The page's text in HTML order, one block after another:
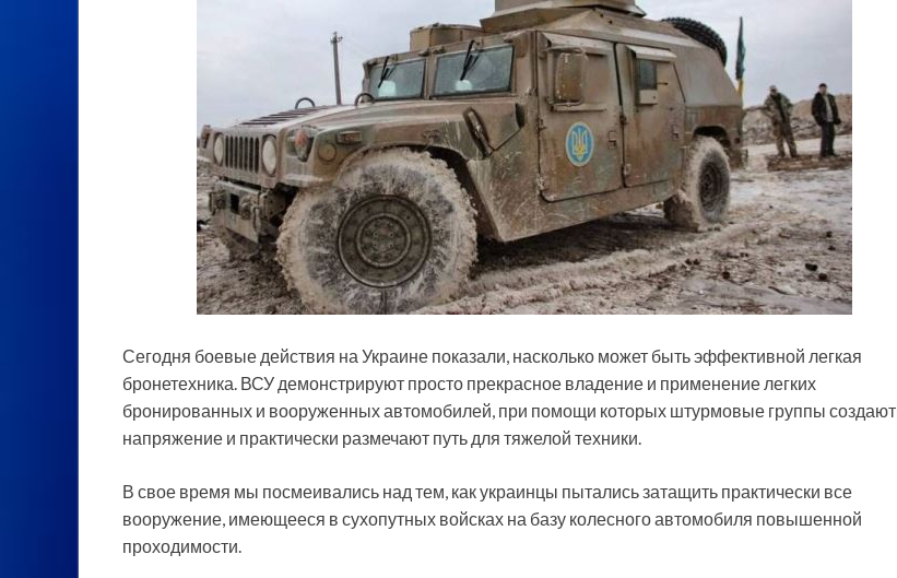
Сегодня боевые действия на Украине показали, насколько может быть эффективной легкая
бронетехника. ВСУ демонстрируют просто прекрасное владение и применение легких
бронированных и вооруженных автомобилей, при помощи которых штурмовые группы создают
напряжение и практически размечают путь для тяжелой техники.
В свое время мы посмеивались над тем, как украинцы пытались затащить практически все
вооружение, имеющееся в сухопутных войсках на базу колесного автомобиля повышенной
проходимости.